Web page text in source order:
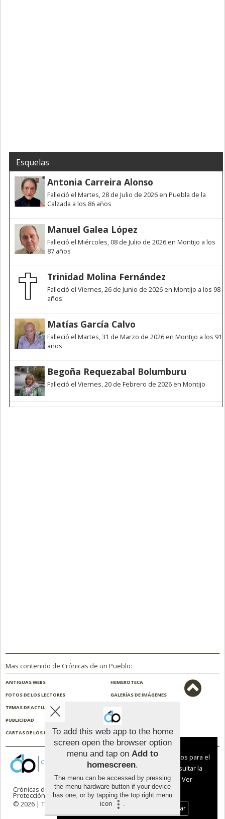
Esquelas
Antonia Carreira Alonso
Falleció el Martes, 28 de Julio de 2026 en Puebla de la
Calzada a los 86 años
Manuel Galea López
Falleció el Miércoles, 08 de Julio de 2026 en Montijo a los
87 años
Trinidad Molina Fernández
Falleció el Viernes, 26 de Junio de 2026 en Montijo a los 98
años
Matías García Calvo
Falleció el Martes, 31 de Marzo de 2026 en Montijo a los 91
años
Begoña Requezabal Bolumburu
Falleció el Viernes, 20 de Febrero de 2026 en Montijo
Mas contenido de Crónicas de un Pueblo:
ANTIGUAS WEBS
HEMEROTECA
FOTOS DE LOS LECTORES
GALERÍAS DE IMÁGENES
TEMAS DE ACTUALIDAD
PUBLICIDAD
CONTACTO
CARTAS DE LOS LECTORES
ENCUESTAS
Crónicas de un Pueblo |Términos de uso|
Protección de datos
© 2026 | Todos los derechos reservados
To add this web app to the home
screen open the browser option
menu and tap on Add to
homescreen.
The menu can be accessed by pressing
the menu hardware button if your device
has one, or by tapping the top right menu
icon
.
Aviso sobre el Uso de cookies:
Utilizamos cookies nuestras y de terceros para el
funcionamiento del digital. Puedes consultar la
lista de cookies y como desconectarlas.
Ver
nuestra Política de Privacidad y Cookies
Aceptar Cookies
Personalizar